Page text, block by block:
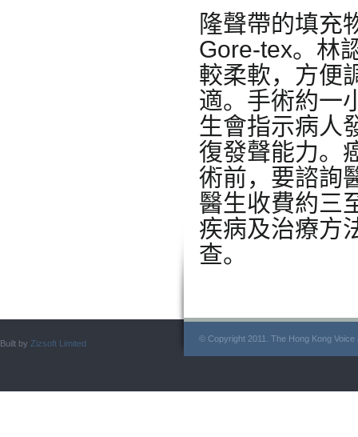
隆聲帶的填充
Gore-tex。林
較柔軟，方便
適。手術約一
生會指示病人
復發聲能力。
術前，要諮詢
醫生收費約三
疾病及治療方
查。
© Copyright 2011. The Hong Kong
Built by Zizsoft Limited